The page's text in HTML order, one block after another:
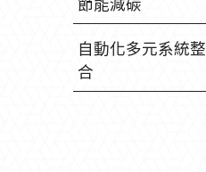
節能減碳
自動化多元系統整
合